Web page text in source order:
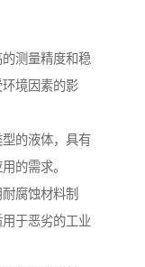
测量精度和稳
境因素的影
的液体，具有
的需求。
腐蚀材料制
于恶劣的工业